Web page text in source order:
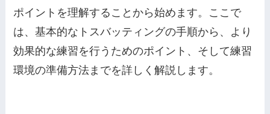
ポイントを理解することから始めます。ここで
は、基本的なトスバッティングの手順から、より
効果的な練習を行うためのポイント、そして練習
環境の準備方法までを詳しく解説します。